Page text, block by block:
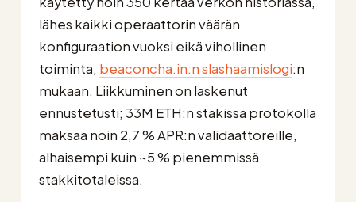
lähes kaikki operaattorin väärän
konfiguraation vuoksi eikä vihollinen
toiminta, beaconcha.in:n slashaamislogi:n
mukaan. Liikkuminen on laskenut
ennustetusti; 33M ETH:n stakissa protokolla
maksaa noin 2,7 % APR:n validaattoreille,
alhaisempi kuin ~5 % pienemmissä
stakkitotaleissa.